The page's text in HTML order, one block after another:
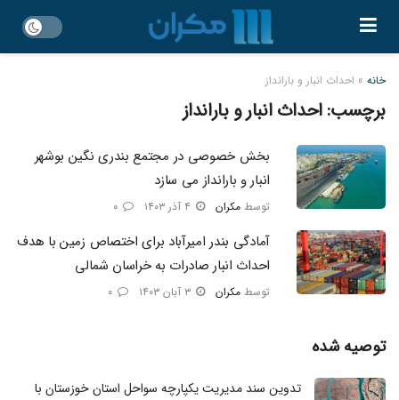
خانه » احداث انبار و بارانداز
برچسب:احداث انبار و بارانداز
بخش خصوصی در مجتمع بندری نگین بوشهر
انبار و بارانداز می سازد
توسط مکران
آمادگی بندر امیرآباد برای اختصاص زمین با هدف
احداث انبار صادرات به خراسان شمالی
توسط مکران
توصیه شده
تدوین سند مدیریت یکپارچه سواحل استان خوزستان با